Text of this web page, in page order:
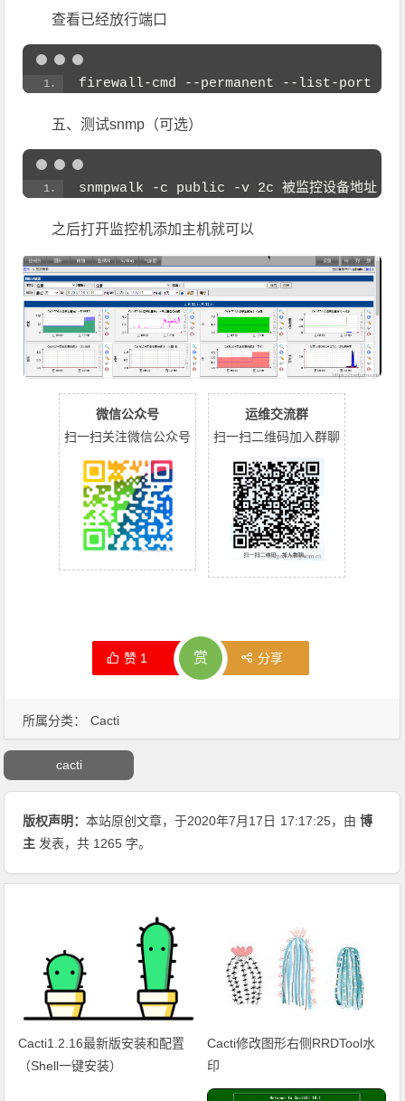
所属分类： Cacti
查看已经放行端口
firewall-cmd --permanent --list-port
五、测试snmp（可选）
snmpwalk -c public -v 2c 被监控设备地址
之后打开监控机添加主机就可以
微信公众号
扫一扫关注微信公众号
运维交流群
扫一扫二维码加入群聊
赞 1 赏 分享
cacti
版权声明：本站原创文章，于2020年7月17日 17:17:25，由博
主 发表，共 1265 字。
Cacti1.2.16最新版安装和配置
（Shell一键安装）
Cacti修改图形右侧RRDTool水
印